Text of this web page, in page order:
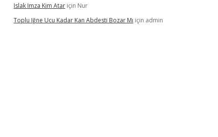
Islak Imza Kim Atar için Nur
Toplu Iğne Ucu Kadar Kan Abdesti Bozar Mı için admin